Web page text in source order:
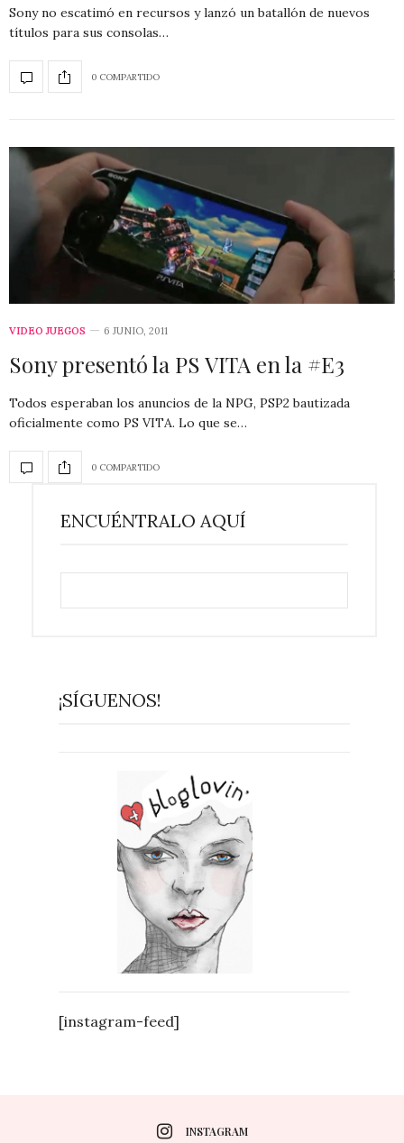
Sony no escatimó en recursos y lanzó un batallón de nuevos
títulos para sus consolas…
0 COMPARTIDO
VIDEO JUEGOS 6 JUNIO, 2011
Sony presentó la PS VITA en la #E3
Todos esperaban los anuncios de la NPG, PSP2 bautizada
oficialmente como PS VITA. Lo que se…
0 COMPARTIDO
ENCUÉNTRALO AQUÍ
¡SÍGUENOS!
[instagram-feed]
INSTAGRAM